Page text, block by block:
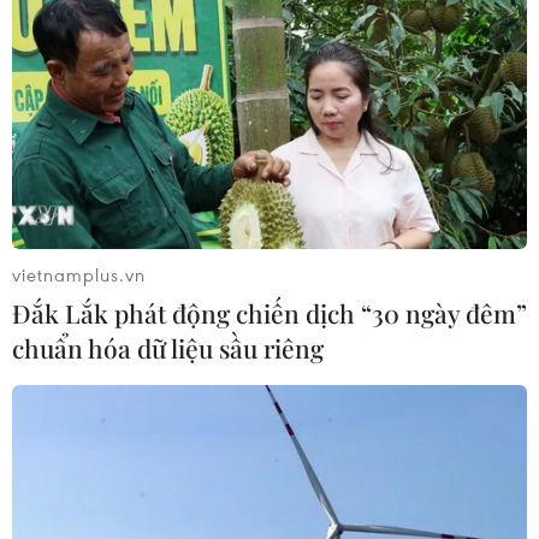
Công an Lào Cai kịp thời cứu nạn, hỗ
trợ người dân trong tình huống khẩn
cấp
05/08/2026 10:10
Xem thêm
CƠ QUAN CHỦ QUẢN: THÔNG TẤN XÃ VIỆT NAM
Tổng Biên tập: TRẦN TIẾN DUẨN
Phó Tổng Biên tập: NGUYỄN THỊ TÁM, KHÚC THANH
vietnamplus.vn
Đắk Lắk phát động chiến dịch “30 ngày đêm”
chuẩn hóa dữ liệu sầu riêng